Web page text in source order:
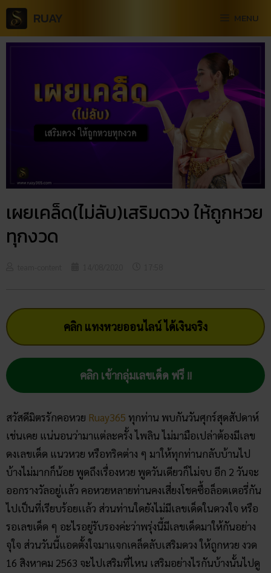
RUAY MENU
เผยเคล็ด(ไม่ลับ)เสริมดวง ให้ถูกหวย
ทุกงวด
คลิก แทงหวยออนไลน์ ได้เงินจริง
คลิก เข้ากลุ่มเลขเด็ด ฟรี !!
สวัสดีมิตรรักคอหวย Ruay365 ทุกท่าน พบกันวันศุกร์สุดสัปดาห์
เช่นเคย แน่นอนว่ามาแต่ละครั้ง ไพลิน ไม่มามือเปล่าต้องมีเลข
ดงเลขเด็ด แนวหวย หรือทริคต่าง ๆ มาให้ทุกท่านกลับบ้านไป
บ้างไม่มากก็น้อย พูดถึงเรื่องหวย พูดวันเดียวก็ไม่จบ อีก 2 วันจะ
ออกรางวัลอยู่เเล้ว คอหวยหลายท่านคงเสี่ยงโชคซื้อล็อตเตอรี่กัน
ไปเป็นที่เรียบร้อยเเล้ว ส่วนท่านใดยังไม่มีเลขเด็ดในดวงใจ หรือ
รอเลขเด็ด ๆ อะไรอยู่รับรองค่ะว่าพรุ่งนี้มีเลขเด็ดมาให้กันอย่าง
จุใจ ส่วนวันนี้แอดตั้งใจมาแจกเคล็ดลับเสริมดวง ให้ถูกหวย งวด
16 สิงหาคม 2563 จะไปเสริมที่ไหน เสริมอย่างไรกันบ้างนั้นไปดู